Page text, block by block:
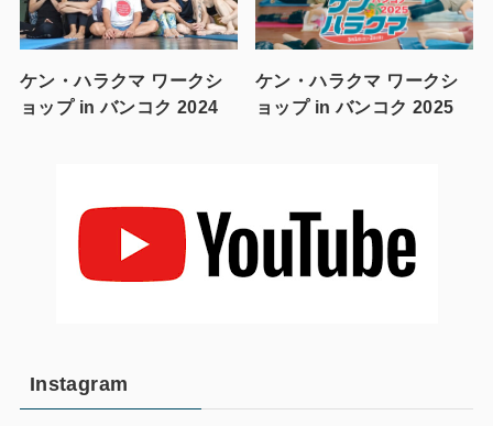
ケン・ハラクマ ワークシ
ョップ in バンコク 2024
ケン・ハラクマ ワークシ
ョップ in バンコク 2025
Instagram